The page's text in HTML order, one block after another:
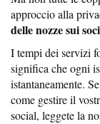
approccio alla
delle nozze sui
I tempi dei servizi
significa che ogni
istantaneamente.
come gestire il
social, leggete la